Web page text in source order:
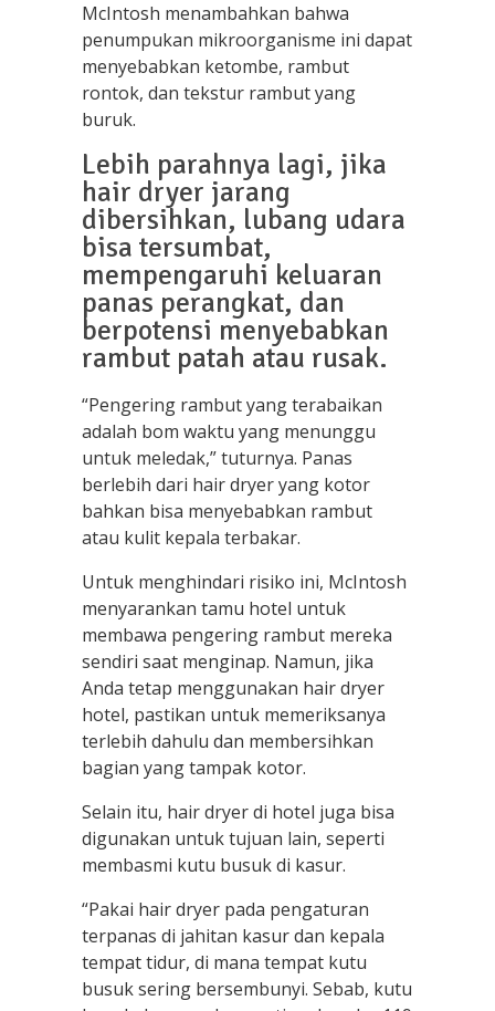
McIntosh menambahkan bahwa
penumpukan mikroorganisme ini dapat
menyebabkan ketombe, rambut
rontok, dan tekstur rambut yang
buruk.
Lebih parahnya lagi, jika
hair dryer jarang
dibersihkan, lubang udara
bisa tersumbat,
mempengaruhi keluaran
panas perangkat, dan
berpotensi menyebabkan
rambut patah atau rusak.
“Pengering rambut yang terabaikan
adalah bom waktu yang menunggu
untuk meledak,” tuturnya. Panas
berlebih dari hair dryer yang kotor
bahkan bisa menyebabkan rambut
atau kulit kepala terbakar.
Untuk menghindari risiko ini, McIntosh
menyarankan tamu hotel untuk
membawa pengering rambut mereka
sendiri saat menginap. Namun, jika
Anda tetap menggunakan hair dryer
hotel, pastikan untuk memeriksanya
terlebih dahulu dan membersihkan
bagian yang tampak kotor.
Selain itu, hair dryer di hotel juga bisa
digunakan untuk tujuan lain, seperti
membasmi kutu busuk di kasur.
“Pakai hair dryer pada pengaturan
terpanas di jahitan kasur dan kepala
tempat tidur, di mana tempat kutu
busuk sering bersembunyi. Sebab, kutu